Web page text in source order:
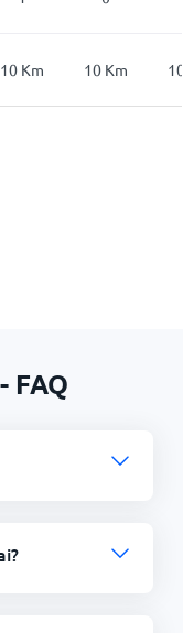
10 Km 10 Km
FAQ